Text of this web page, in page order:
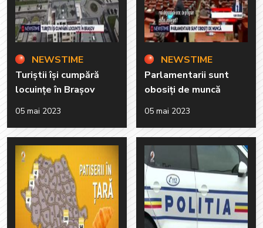
NEWSTIME
Turiștii își cumpără
locuințe în Brașov
05 mai 2023
NEWSTIME
Parlamentarii sunt
obosiți de muncă
05 mai 2023